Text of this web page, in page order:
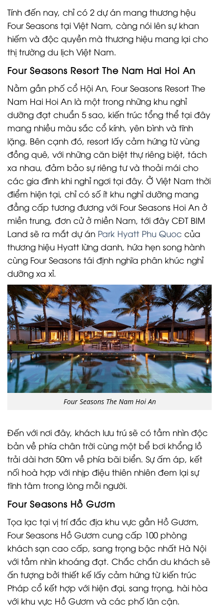
Tính đến nay, chỉ có 2 dự án mang thương hệu
Four Seasons tại Việt Nam, càng nói lên sự khan
hiếm và độc quyền mà thương hiệu mang lại cho
thị trường du lịch Việt Nam.
Four Seasons Resort The Nam Hai Hoi An
Nằm gần phố cổ Hội An, Four Seasons Resort The
Nam Hai Hoi An là một trong những khu nghỉ
dưỡng đạt chuẩn 5 sao, kiến trúc tổng thể tại đây
mang nhiều màu sắc cổ kính, yên bình và tĩnh
lặng. Bên cạnh đó, resort lấy cảm hứng từ vùng
đồng quê, với những căn biệt thự riêng biệt, tách
xa nhau, đảm bảo sự riêng tư và thoải mái cho
các gia đình khi nghỉ ngơi tại đây. Ở Việt Nam thời
điểm hiện tại, chỉ có số ít khu nghỉ dưỡng mang
đẳng cấp tương đương với Four Seasons Hoi An ở
miền trung, đơn cử ở miền Nam, tới đây CĐT BIM
Land sẽ ra mắt dự án Park Hyatt Phu Quoc của
thương hiệu Hyatt lừng danh, hứa hẹn song hành
cùng Four Seasons tái định nghĩa phân khúc nghỉ
dưỡng xa xỉ.
Four Seasons The Nam Hoi An
Đến với nơi đây, khách lưu trú sẽ có tầm nhìn độc
bản về phía chân trời cùng một bể bơi khổng lồ
trải dài hơn 50m về phía bãi biển. Sự ấm áp, kết
nối hoà hợp với nhịp điệu thiên nhiên đem lại sự
tĩnh tâm trong lòng mỗi người.
Four Seasons Hồ Gươm
Tọa lạc tại vị trí đắc địa khu vực gần Hồ Gươm,
Four Seasons Hồ Gươm cung cấp 100 phòng
khách sạn cao cấp, sang trọng bậc nhất Hà Nội
với tầm nhìn khoáng đạt. Chắc chắn du khách sẽ
ấn tượng bởi thiết kế lấy cảm hứng từ kiến trúc
Pháp cổ kết hợp với hiện đại, sang trọng, hài hòa
với khu vực Hồ Gươm và các phố lân cận.